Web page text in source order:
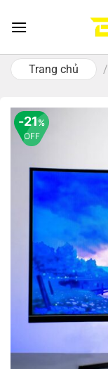
Trang chủ
/
21%
OFF